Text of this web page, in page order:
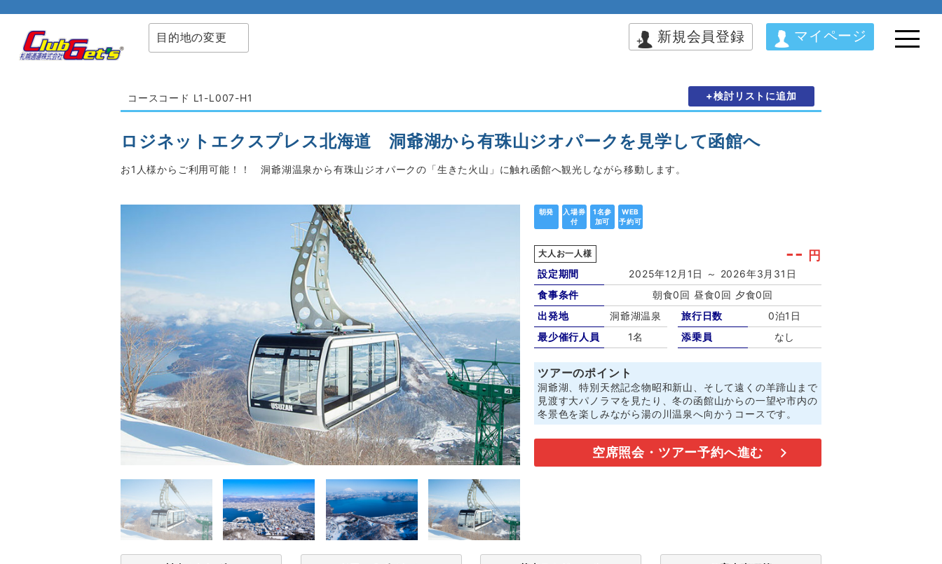
目的地の変更 新規会員登録 マイページ
コースコード L1-L007-H1 +検討リストに追加
ロジネットエクスプレス北海道 洞爺湖から有珠山ジオパークを見学して函館へ
お1人様からご利用可能！！ 洞爺湖温泉から有珠山ジオパークの「生きた火山」に触れ函館へ観光しながら移動します。
朝発
入場券
付
1名参
加可
WEB
予約可
大人お一人様 -- 円
設定期間
2025年12月1日 ～ 2026年3月31日
食事条件
朝食0回 昼食0回 夕食0回
出発地
洞爺湖温泉
最少催行人員
1名
旅行日数
0泊1日
添乗員
なし
ツアーのポイント
洞爺湖、特別天然記念物昭和新山、そして遠くの羊蹄山まで
見渡す大パノラマを見たり、冬の函館山からの一望や市内の
冬景色を楽しみながら湯の川温泉へ向かうコースです。
空席照会・ツアー予約へ進む